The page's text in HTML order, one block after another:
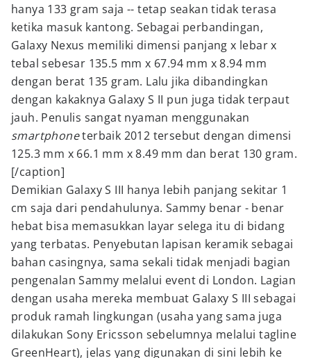
hanya 133 gram saja -- tetap seakan tidak terasa
ketika masuk kantong. Sebagai perbandingan,
Galaxy Nexus memiliki dimensi panjang x lebar x
tebal sebesar 135.5 mm x 67.94 mm x 8.94 mm
dengan berat 135 gram. Lalu jika dibandingkan
dengan kakaknya Galaxy S II pun juga tidak terpaut
jauh. Penulis sangat nyaman menggunakan
smartphoneterbaik 2012 tersebut dengan dimensi
125.3 mm x 66.1 mm x 8.49 mm dan berat 130 gram.
[/caption]
Demikian Galaxy S III hanya lebih panjang sekitar 1
cm saja dari pendahulunya. Sammy benar - benar
hebat bisa memasukkan layar selega itu di bidang
yang terbatas. Penyebutan lapisan keramik sebagai
bahan casingnya, sama sekali tidak menjadi bagian
pengenalan Sammy melalui event di London. Lagian
dengan usaha mereka membuat Galaxy S III sebagai
produk ramah lingkungan (usaha yang sama juga
dilakukan Sony Ericsson sebelumnya melalui tagline
GreenHeart), jelas yang digunakan di sini lebih ke